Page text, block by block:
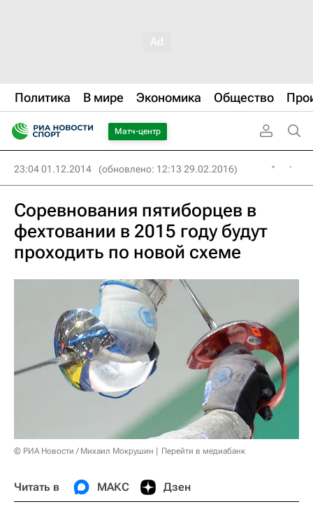
Политика В мире Экономика Общество
Матч-центр
23:04 01.12.2014 (обновлено: 12:13 29.02.2016)
Соревнования пятиборцев в
фехтовании в 2015 году будут
проходить по новой схеме
© РИА Новости / Михаил Мокрушин Перейти в медиабанк
Читать в МАКС Дзен